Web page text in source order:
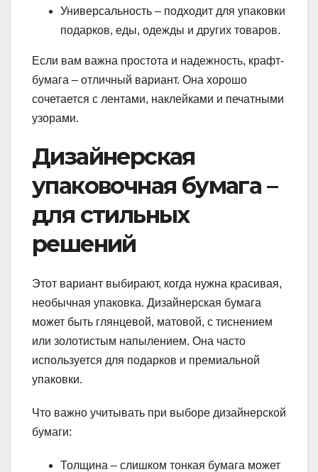
Универсальность – подходит для упаковки
подарков, еды, одежды и других товаров.
Если вам важна простота и надежность, крафт-
бумага – отличный вариант. Она хорошо
сочетается с лентами, наклейками и печатными
узорами.
Дизайнерская
упаковочная бумага –
для стильных
решений
Этот вариант выбирают, когда нужна красивая,
необычная упаковка. Дизайнерская бумага
может быть глянцевой, матовой, с тиснением
или золотистым напылением. Она часто
используется для подарков и премиальной
упаковки.
Что важно учитывать при выборе дизайнерской
бумаги:
Толщина – слишком тонкая бумага может